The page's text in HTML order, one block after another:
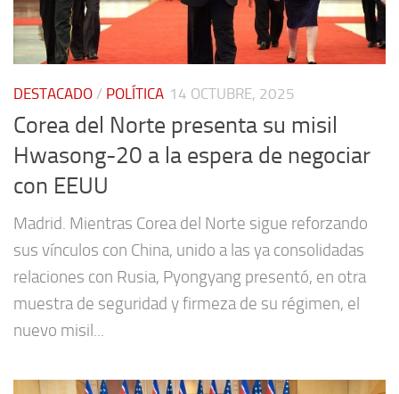
DESTACADO / POLÍTICA 14 OCTUBRE, 2025
Corea del Norte presenta su misil
Hwasong-20 a la espera de negociar
con EEUU
Madrid. Mientras Corea del Norte sigue reforzando
sus vínculos con China, unido a las ya consolidadas
relaciones con Rusia, Pyongyang presentó, en otra
muestra de seguridad y firmeza de su régimen, el
nuevo misil...